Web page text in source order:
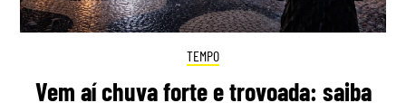
TEMPO
Vem aí chuva forte e trovoada: saiba